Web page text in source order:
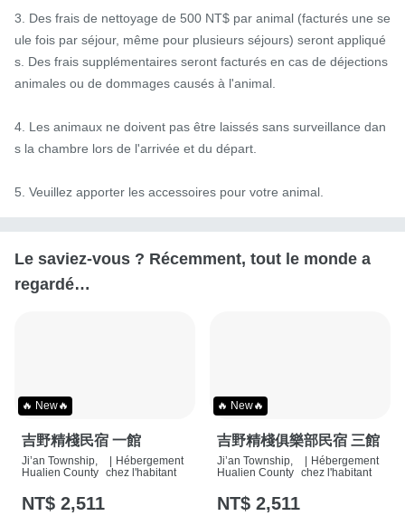
3. Des frais de nettoyage de 500 NT$ par animal (facturés une se
ule fois par séjour, même pour plusieurs séjours) seront appliqué
s. Des frais supplémentaires seront facturés en cas de déjections
animales ou de dommages causés à l'animal.
4. Les animaux ne doivent pas être laissés sans surveillance dan
s la chambre lors de l'arrivée et du départ.
5. Veuillez apporter les accessoires pour votre animal.
Le saviez-vous ? Récemment, tout le monde a
regardé…
🔥 New🔥
吉野精棧民宿 一館
Ji’an Township,
Hualien County
Hébergement
chez l'habitant
NT$ 2,511
🔥 New🔥
吉野精棧俱樂部民宿 三館
Ji’an Township,
Hualien County
Hébergement
chez l'habitant
NT$ 2,511